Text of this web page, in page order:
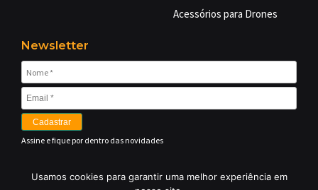
Acessórios para Drones
Newsletter
Cadastrar
Assine e fique por dentro das novidades
©2026 EMBRATOP GEO TECNOLOGIAS LTDA – Equipamentos
Usamos cookies para garantir uma melhor experiência em